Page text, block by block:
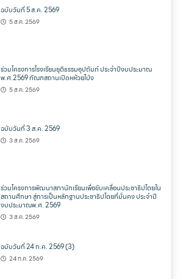
ฉบับวันที่ 5 ส.ค. 2569
5 ส.ค. 2569
ร่วมโครงการโรงเรียนยุติธรรมอุปถัมภ์ ประจำปีงบประมาณ
พ.ศ.2569 ทัณฑสถานเปิดหห้วยโป่ง
5 ส.ค. 2569
ฉบับวันที่ 3 ส.ค. 2569
3 ส.ค. 2569
ร่วมโครงการพัฒนาสภานักเรียนเพื่อขับเคลื่อนประชาธิปไตยใน
สถานศึกษา สู่การเป็นหลักฐานประชาธิปไตยที่มั่นคง ประจำปี
งบประมาณพ.ศ. 2569
3 ส.ค. 2569
ฉบับวันที่ 24 ก.ค. 2569 (3)
24 ก.ค. 2569